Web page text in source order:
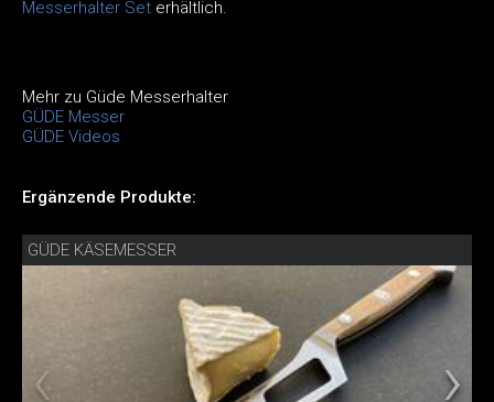
Messerhalter Set erhältlich.
Mehr zu Güde Messerhalter
GÜDE Messer
GÜDE Videos
Ergänzende Produkte:
GÜDE KÄSEMESSER